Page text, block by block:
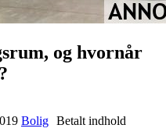
og hvornår
Bolig